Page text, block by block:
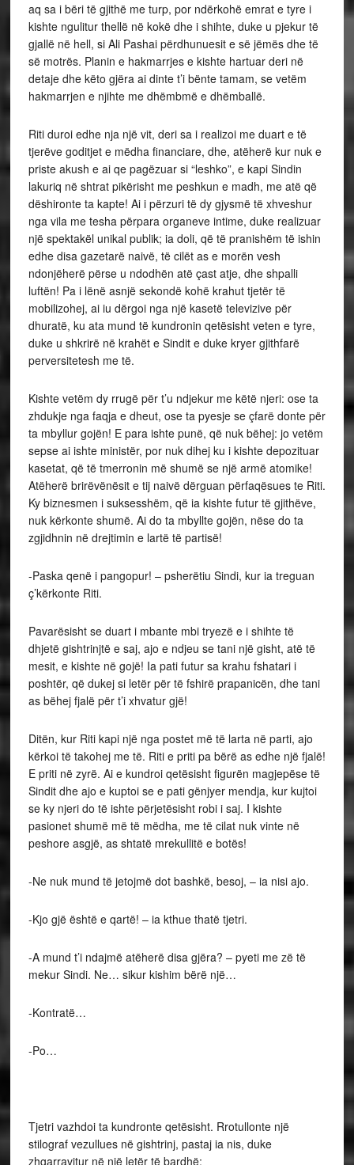
aq sa i bëri të gjithë me turp, por ndërkohë emrat e tyre i
kishte ngulitur thellë në kokë dhe i shihte, duke u pjekur të
gjallë në hell, si Ali Pashai përdhunuesit e së jëmës dhe të
së motrës. Planin e hakmarrjes e kishte hartuar deri në
detaje dhe këto gjëra ai dinte t’i bënte tamam, se vetëm
hakmarrjen e njihte me dhëmbmë e dhëmballë.
Riti duroi edhe nja një vit, deri sa i realizoi me duart e të
tjerëve goditjet e mëdha financiare, dhe, atëherë kur nuk e
priste akush e ai qe pagëzuar si “leshko”, e kapi Sindin
lakuriq në shtrat pikërisht me peshkun e madh, me atë që
dëshironte ta kapte! Ai i përzuri të dy gjysmë të xhveshur
nga vila me tesha përpara organeve intime, duke realizuar
një spektakël unikal publik; ia doli, që të pranishëm të ishin
edhe disa gazetarë naivë, të cilët as e morën vesh
ndonjëherë përse u ndodhën atë çast atje, dhe shpalli
luftën! Pa i lënë asnjë sekondë kohë krahut tjetër të
mobilizohej, ai iu dërgoi nga një kasetë televizive për
dhuratë, ku ata mund të kundronin qetësisht veten e tyre,
duke u shkrirë në krahët e Sindit e duke kryer gjithfarë
perversitetesh me të.
Kishte vetëm dy rrugë për t’u ndjekur me këtë njeri: ose ta
zhdukje nga faqja e dheut, ose ta pyesje se çfarë donte për
ta mbyllur gojën! E para ishte punë, që nuk bëhej: jo vetëm
sepse ai ishte ministër, por nuk dihej ku i kishte depozituar
kasetat, që të tmerronin më shumë se një armë atomike!
Atëherë brirëvënësit e tij naivë dërguan përfaqësues te Riti.
Ky biznesmen i suksesshëm, që ia kishte futur të gjithëve,
nuk kërkonte shumë. Ai do ta mbyllte gojën, nëse do ta
zgjidhnin në drejtimin e lartë të partisë!
-Paska qenë i pangopur! – psherëtiu Sindi, kur ia treguan
ç’kërkonte Riti.
Pavarësisht se duart i mbante mbi tryezë e i shihte të
dhjetë gishtrinjtë e saj, ajo e ndjeu se tani një gisht, atë të
mesit, e kishte në gojë! Ia pati futur sa krahu fshatari i
poshtër, që dukej si letër për të fshirë prapanicën, dhe tani
as bëhej fjalë për t’i xhvatur gjë!
Ditën, kur Riti kapi një nga postet më të larta në parti, ajo
kërkoi të takohej me të. Riti e priti pa bërë as edhe një fjalë!
E priti në zyrë. Ai e kundroi qetësisht figurën magjepëse të
Sindit dhe ajo e kuptoi se e pati gënjyer mendja, kur kujtoi
se ky njeri do të ishte përjetësisht robi i saj. I kishte
pasionet shumë më të mëdha, me të cilat nuk vinte në
peshore asgjë, as shtatë mrekullitë e botës!
-Ne nuk mund të jetojmë dot bashkë, besoj, – ia nisi ajo.
-Kjo gjë është e qartë! – ia kthue thatë tjetri.
-A mund t’i ndajmë atëherë disa gjëra? – pyeti me zë të
mekur Sindi. Ne… sikur kishim bërë një…
-Kontratë…
-Po…
Tjetri vazhdoi ta kundronte qetësisht. Rrotullonte një
stilograf vezullues në gishtrinj, pastaj ia nis, duke
zhgarravitur në një letër të bardhë: